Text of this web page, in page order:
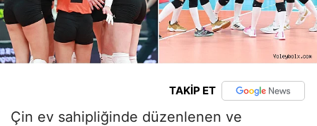
TAKİP ET
Çin ev sahipliğinde düzenlenen ve